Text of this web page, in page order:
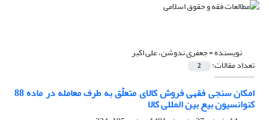
نویسنده =جعفری ندوشن، علی اکبر
تعداد مقالات: 2
امکان سنجی فقهی فروش کالای متعلّق به طرف معامله در ماده 88
کنوانسیون بیع بین المللی کالا